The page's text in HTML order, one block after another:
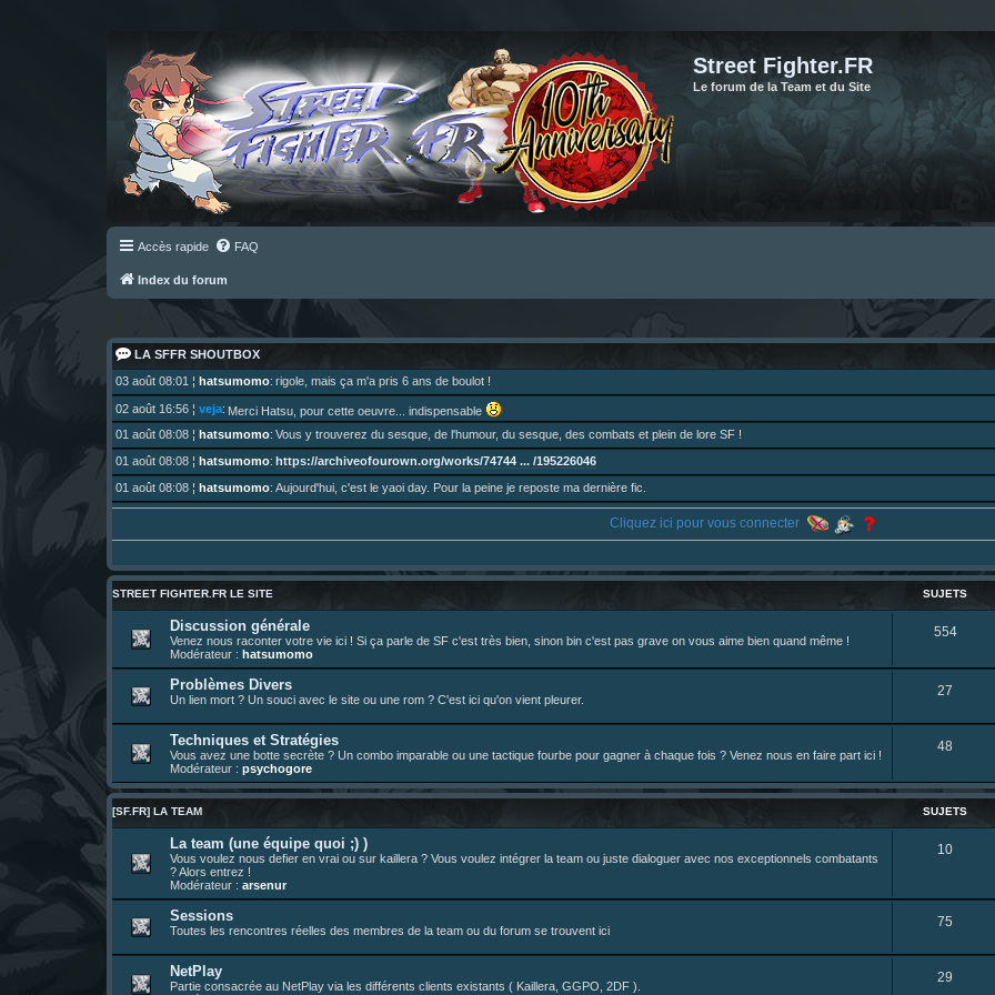
Street Fighter.FR
Le forum de la Team et du Site
Accès rapide FAQ
Index du forum
LA SFFR SHOUTBOX
03 août 08:01 ¦ hatsumomo: rigole, mais ça m'a pris 6 ans de boulot !
02 août 16:56 ¦ veja: Merci Hatsu, pour cette oeuvre... indispensable
01 août 08:08 ¦ hatsumomo: Vous y trouverez du sesque, de l'humour, du sesque, des combats et plein de lore SF !
01 août 08:08 ¦ hatsumomo: https://archiveofourown.org/works/74744 ... /195226046
01 août 08:08 ¦ hatsumomo: Aujourd'hui, c'est le yaoi day. Pour la peine je reposte ma dernière fic.
26 juil. 22:09¦hatsumomo:bio de Alex en ligne les gens !
13 juil. 09:53¦hatsumomo:bonjour les amis, je viens de poster ma 1e review de figurine !
23 juin 10:36¦indy:une très chouette SFFR shoutbox !
23 juin 07:30¦hatsumomo: nouvelle trad caniculaire les amis !
23 juin 07:26¦hatsumomo:shoutbox réinitialisée
22 juin 12:27¦indy:Yo !
22 juin 08:49¦veja:Yo
Cliquez ici pour vous connecter
STREET FIGHTER.FR LE SITE SUJETS
Discussion générale
Venez nous raconter votre vie ici ! Si ça parle de SF c'est très bien, sinon bin c'est pas grave on vous aime bien quand même !
Modérateur : hatsumomo
554S
Problèmes Divers
Un lien mort ? Un souci avec le site ou une rom ? C'est ici qu'on vient pleurer.
27
t
Techniques et Stratégies
Vous avez une botte secrète ? Un combo imparable ou une tactique fourbe pour gagner à chaque fois ? Venez nous en faire part ici !
Modérateur : psychogore
48
j
e
[SF.FR] LA TEAM SUJETS
La team (une équipe quoi ;) )
Vous voulez nous defier en vrai ou sur kaillera ? Vous voulez intégrer la team ou juste dialoguer avec nos exceptionnels combatants
? Alors entrez !
Modérateur : arsenur
10S
Sessions
Toutes les rencontres réelles des membres de la team ou du forum se trouvent ici
75
NetPlay
Partie consacrée au NetPlay via les différents clients existants ( Kaillera, GGPO, 2DF ).
29